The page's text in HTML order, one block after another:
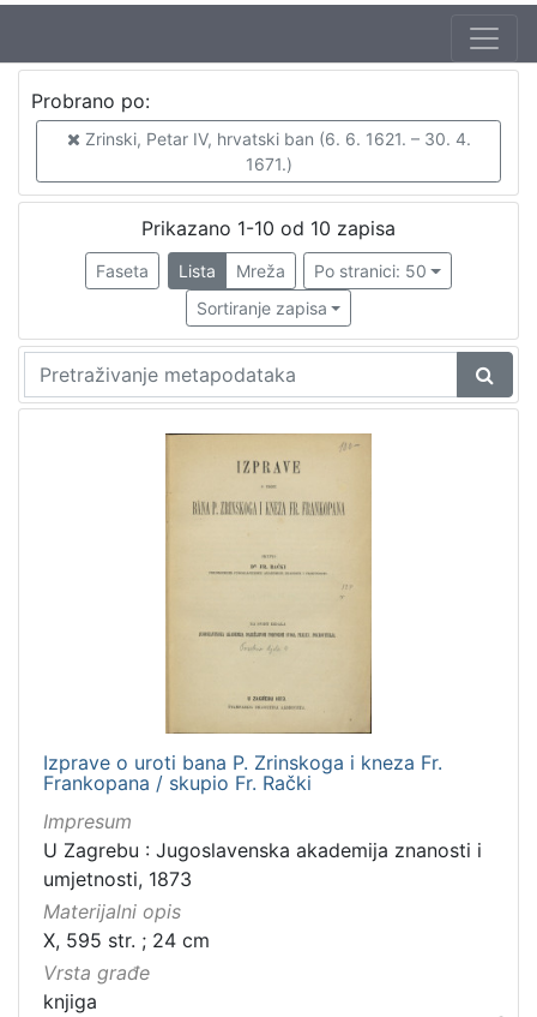
Jezik
hrvatski
10
talijanski
njemački
4
Nakladnička
Obitelji Šubić, Zrinski i Frankopan
Družba "Braća Hrvatskoga Zmaja"
Sitni tisak
Probrano po:
Zrinski, Petar IV, hrvatski ban (6. 6. 1621. – 30. 4.
1671.)
Prikazano 1-10 od 10 zapisa
Faseta Lista Mreža
Po stranici: 50
Sortiranje zapisa
Izprave o uroti bana P. Zrinskoga i kneza Fr.
Frankopana / skupio Fr. Rački
Impresum
U Zagrebu : Jugoslavenska akademija znanosti i
umjetnosti, 1873
Materijalni opis
X, 595 str. ; 24 cm
Vrsta građe
knjiga